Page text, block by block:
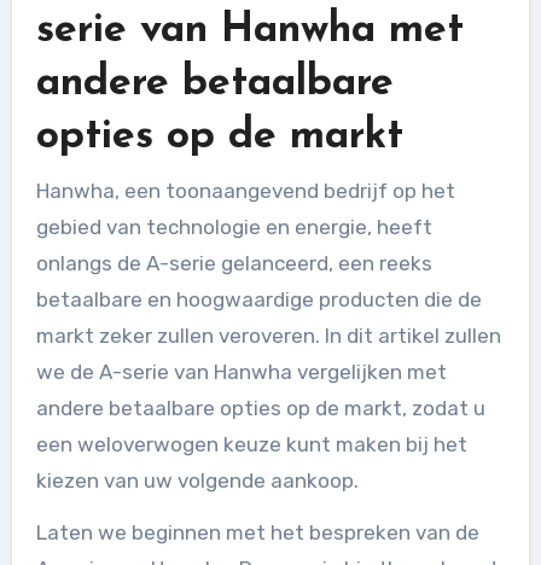
serie van Hanwha met
andere betaalbare
opties op de markt
Hanwha, een toonaangevend bedrijf op het
gebied van technologie en energie, heeft
onlangs de A-serie gelanceerd, een reeks
betaalbare en hoogwaardige producten die de
markt zeker zullen veroveren. In dit artikel zullen
we de A-serie van Hanwha vergelijken met
andere betaalbare opties op de markt, zodat u
een weloverwogen keuze kunt maken bij het
kiezen van uw volgende aankoop.
Laten we beginnen met het bespreken van de